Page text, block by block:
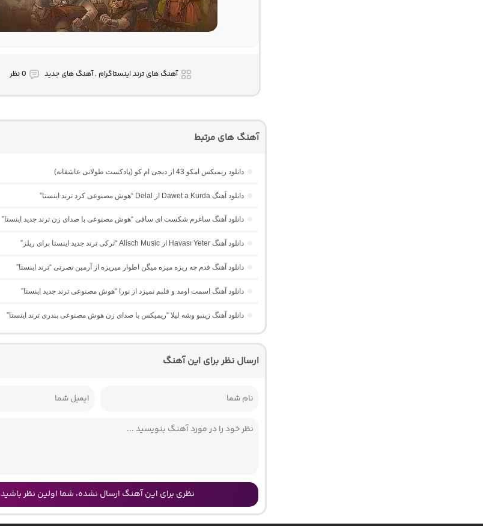
آهنگ های ترند اینستاگرام , آهنگ های جدید 0 نظر
آهنگ های مرتبط
دانلود ریمیکس امکو 43 از دیجی ام کو (پادکست طولانی عاشقانه)
دانلود آهنگ Dawet a Kurda از Delal “هوش مصنوعی کرد ترند اینستا”
دانلود آهنگ ساغرم شکست ای ساقی “هوش مصنوعی با صدای زن ترند جدید اینستا”
دانلود آهنگ Havası Yeter از Alisch Music “ترکی ترند جدید اینستا برای ریلز”
دانلود آهنگ ﻗﺪم ﭼﻪ رﻳﺰه ﻣﻴﺰه ﻣﻴﮕﻦ اﻃﻮار ﻣﻴﺮﻳﺰه از آرمین نصرتی “ترند اینستا”
دانلود آهنگ اسمت اومد و قلبم نمیزد از نورا “هوش مصنوعی ترند جدید اینستا”
دانلود آهنگ زینبو وشه لیلا “ریمیکس با صدای زن هوش مصنوعی بندری ترند اینستا”
ارسال نظر برای این آهنگ
نظری برای این آهنگ ارسال نشده، شما اولین نظر باشید